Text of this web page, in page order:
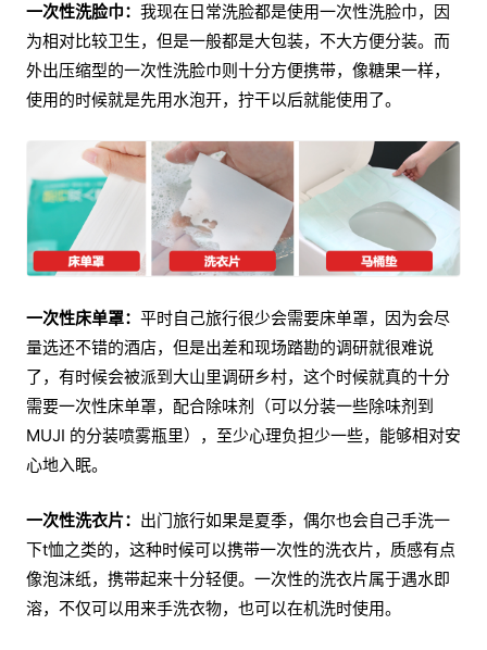
一次性洗脸巾： 我现在日常洗脸都是使用一次性洗脸巾，因
为相对比较卫生，但是一般都是大包装，不大方便分装。而
外出压缩型的一次性洗脸巾则十分方便携带，像糖果一样，
使用的时候就是先用水泡开，拧干以后就能使用了。
一次性床单罩： 平时自己旅行很少会需要床单罩，因为会尽
量选还不错的酒店，但是出差和现场踏勘的调研就很难说
了，有时候会被派到大山里调研乡村，这个时候就真的十分
需要一次性床单罩，配合除味剂（可以分装一些除味剂到
MUJI 的分装喷雾瓶里），至少心理负担少一些，能够相对安
心地入眠。
一次性洗衣片： 出门旅行如果是夏季，偶尔也会自己手洗一
下t恤之类的，这种时候可以携带一次性的洗衣片，质感有点
像泡沫纸，携带起来十分轻便。一次性的洗衣片属于遇水即
溶，不仅可以用来手洗衣物，也可以在机洗时使用。